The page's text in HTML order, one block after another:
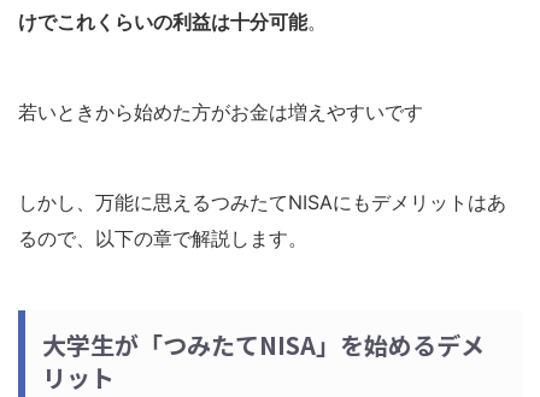
けでこれくらいの利益は十分可能。
若いときから始めた方がお金は増えやすいです
しかし、万能に思えるつみたてNISAにもデメリットはあ
るので、以下の章で解説します。
大学生が「つみたてNISA」を始めるデメ
リット